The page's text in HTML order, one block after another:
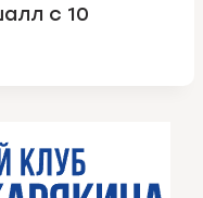
с 10